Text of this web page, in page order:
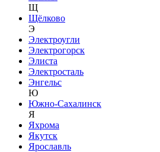
Щ
Щёлково
Э
Электроугли
Электрогорск
Элиста
Электросталь
Энгельс
Ю
Южно-Сахалинск
Я
Яхрома
Якутск
Ярославль